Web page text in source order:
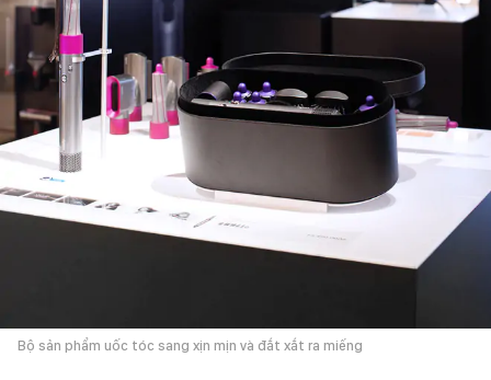
Bộ sản phẩm uốc tóc sang xịn mịn và đắt xắt ra miếng